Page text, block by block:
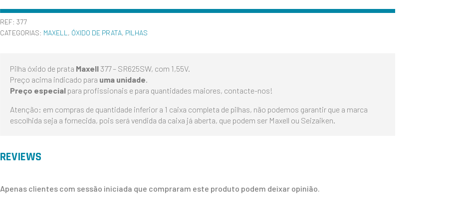
REF: 377
CATEGORIAS: MAXELL, ÓXIDO DE PRATA, PILHAS
Pilha óxido de prata Maxell377 – SR625SW, com 1,55V.
Preço acima indicado para uma unidade.
Preço especialpara profissionais e para quantidades maiores, contacte-nos!
Atenção: em compras de quantidade inferior a 1 caixa completa de pilhas, não podemos garantir que a marca
escolhida seja a fornecida, pois será vendida da caixa já aberta, que podem ser Maxell ou Seizaiken.
REVIEWS
Apenas clientes com sessão iniciada que compraram este produto podem deixar opinião.